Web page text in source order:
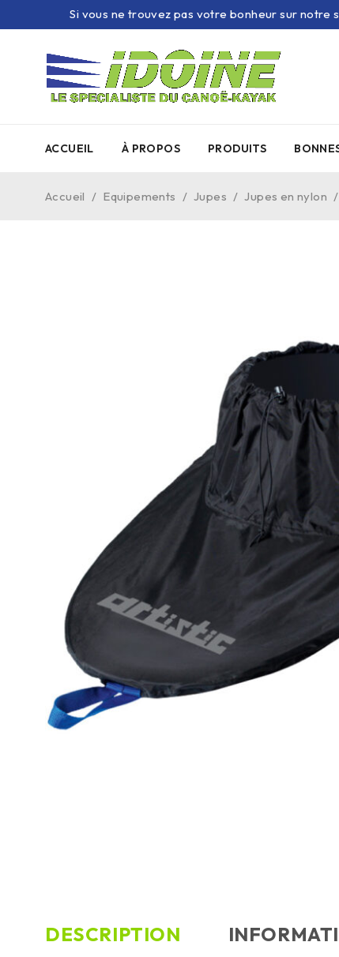
Si vous ne trouvez pas votre bonheur sur notre
ACCUEIL À PROPOS PRODUITS
Accueil / Equipements / Jupes / Jupes en nylon /
DESCRIPTION